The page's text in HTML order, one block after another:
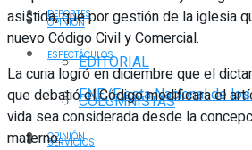
OPINIÓN
EDITORIAL
COLUMNISTAS
SERVICIOS
DEPORTES
ESPECTÁCULOS
FNE (Fiesta Nacional de
OPINIÓN
asistida, que por gestión de la iglesia
nuevo Código Civil y Comercial.
La curia logró en diciembre que el
que debatió el Código modificara el
vida sea considerada desde la
materno.